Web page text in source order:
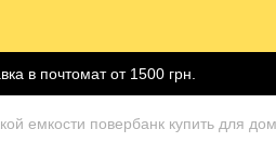
в почтомат от 1500 грн.
емкости повербанк купить для